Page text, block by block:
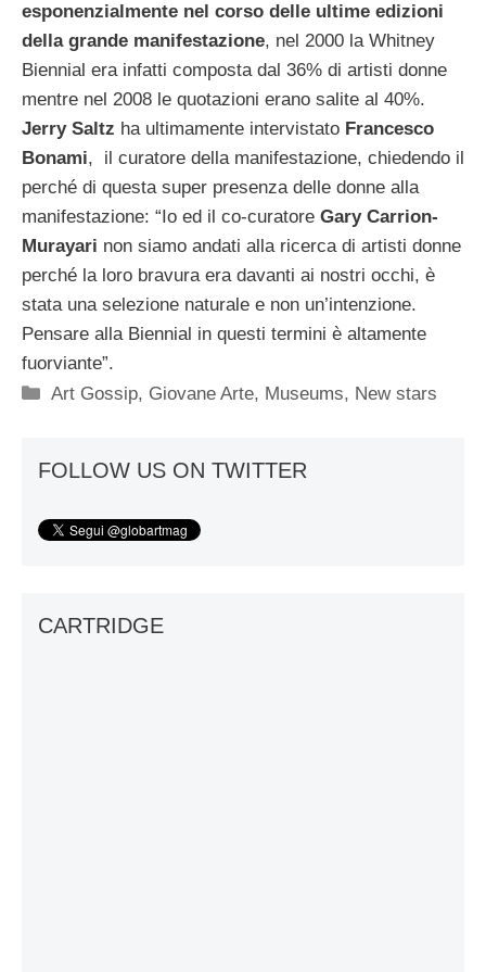
esponenzialmente nel corso delle ultime edizioni
della grande manifestazione, nel 2000 la Whitney
Biennial era infatti composta dal 36% di artisti donne
mentre nel 2008 le quotazioni erano salite al 40%.
Jerry Saltz ha ultimamente intervistato Francesco
Bonami, il curatore della manifestazione, chiedendo il
perché di questa super presenza delle donne alla
manifestazione: “Io ed il co-curatore Gary Carrion-
Murayari non siamo andati alla ricerca di artisti donne
perché la loro bravura era davanti ai nostri occhi, è
stata una selezione naturale e non un’intenzione.
Pensare alla Biennial in questi termini è altamente
fuorviante”.
Categorie
Art Gossip, Giovane Arte, Museums, New stars
FOLLOW US ON TWITTER
CARTRIDGE